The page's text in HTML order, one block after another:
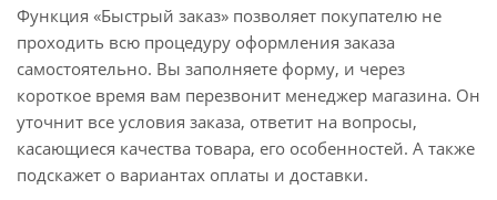
Функция «Быстрый заказ» позволяет покупателю не
проходить всю процедуру оформления заказа
самостоятельно. Вы заполняете форму, и через
короткое время вам перезвонит менеджер магазина. Он
уточнит все условия заказа, ответит на вопросы,
касающиеся качества товара, его особенностей. А также
подскажет о вариантах оплаты и доставки.